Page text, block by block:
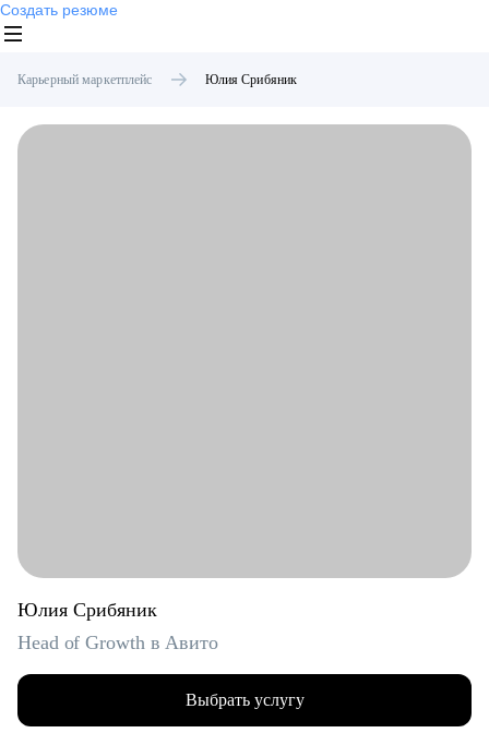
Создать резюме
Карьерный маркетплейс Юлия Срибяник
Юлия Срибяник
Head of Growth в Авито
Выбрать услугу